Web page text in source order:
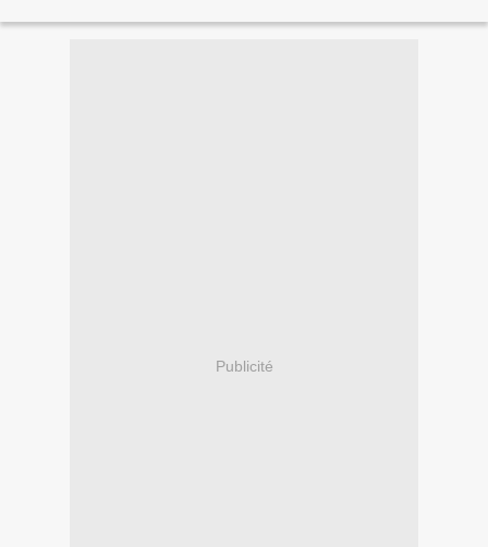
Publicité